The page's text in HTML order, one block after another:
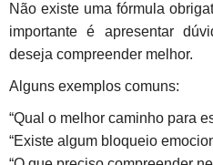
Não existe uma fórmula
importante é apresentar
deseja compreender melhor.
Alguns exemplos comuns:
“Qual o melhor caminho para
“Existe algum bloqueio